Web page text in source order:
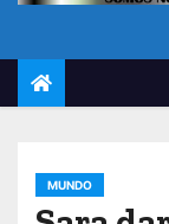
MUNDO